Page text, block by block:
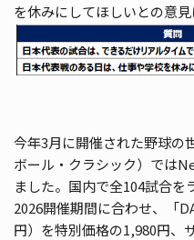
を休みにしてほしいとの意見
今年3月に開催された野球の
ボール・クラシック）では
ました。国内で全104試合
2026開催期間に合わせ、「
円）を特別価格の1,980円、